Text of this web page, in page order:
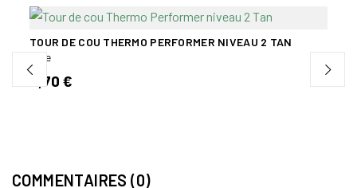
TOUR DE COU THERMO PERFORMER NIVEAU 2 TAN
Tête
6,70 €
COMMENTAIRES (0)